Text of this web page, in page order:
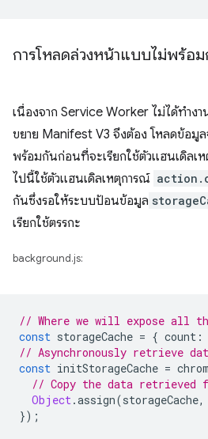
การโหลดล่วงหน้าแบบไม่พร้อ
เนื่องจาก Service Worker ไม่ได้ทำงา
ขยาย Manifest V3 จึงต้อง โหลดข้อ
พร้อมกันก่อนที่จะเรียกใช้ตัวแฮนเดิลเ
ไปนี้ใช้ตัวแฮนเดิลเหตุการณ์
กันซึ่งรอให้ระบบป้อนข้อมูล
เรียกใช้ตรรกะ
background.js:
// Where we will expose all
const storageCache = { count :
// Asynchronously retrieve
const initStorageCache =
// Copy the data retrieved
Object.assign(storageCache,
});